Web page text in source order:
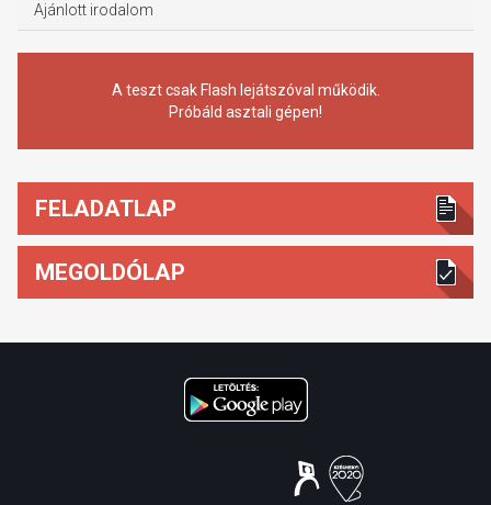
Ajánlott irodalom
A teszt csak Flash lejátszóval működik.
Próbáld asztali gépen!
FELADATLAP
MEGOLDÓLAP